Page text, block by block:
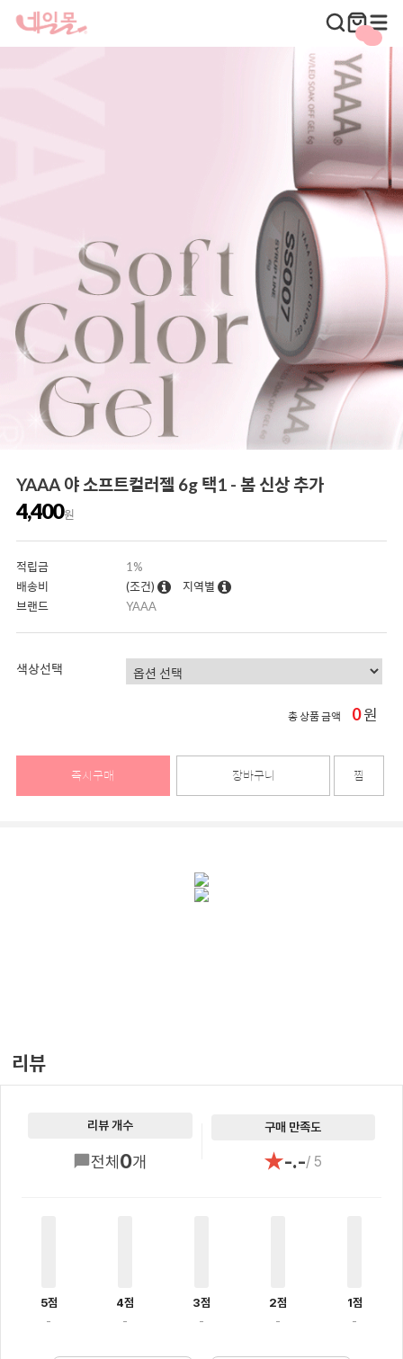
YAAA 야 소프트컬러젤 6g 택1 - 봄 신상 추가
4,400원
적립금
1%
배송비
(조건)
지역별
브랜드
YAAA
색상선택
총 상품 금액 0원
즉시구매 장바구니 찜
리뷰
리뷰 개수
전체0개
구매 만족도
★-.-/ 5
5점
-
4점
-
3점
-
2점
-
1점
-